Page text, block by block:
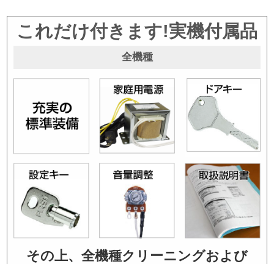
これだけ付きます!実機付属品
全機種
その上、全機種クリーニングおよび